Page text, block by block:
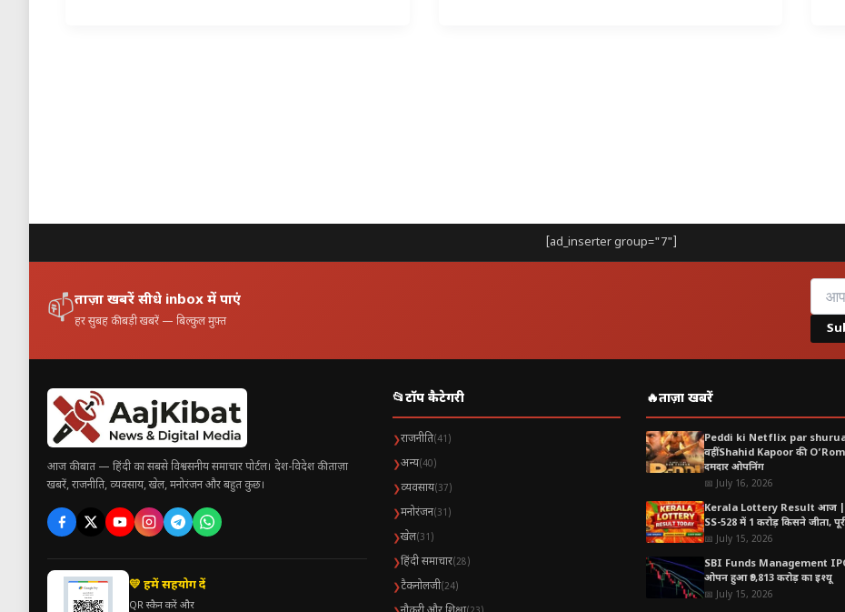
[ad_inserter group="7"]
📫ताज़ा खबरें सीधे inbox में पाएं
हर सुबह की बड़ी खबरें — बिल्कुल मुफ़्त
आज की बात — हिंदी का सबसे विश्वसनीय समाचार पोर्टल। देश-विदेश की ताज़ा
खबरें, राजनीति, व्यवसाय, खेल, मनोरंजन और बहुत कुछ।
💛 हमें सहयोग दें
QR स्कैन करें और
📂टॉप कैटेगरी
❯राजनीति(41)
❯अन्य(40)
❯व्यवसाय(37)
❯मनोरंजन(31)
❯खेल(31)
❯हिंदी समाचार(28)
❯टैकनोलजी(24)
🔥ताज़ा खबरें
Peddi ki Netflix par
वहीं Shahid Kapoor की
दमदार ओपनिंग
📅 July 16, 2026
Kerala Lottery Result आज
SS-528 में 1 करोड़ किसने जीता,
📅 July 15, 2026
SBI Funds Management
ओपन हुआ ₹9,813 करोड़ का इश्यू
📅 July 15, 2026